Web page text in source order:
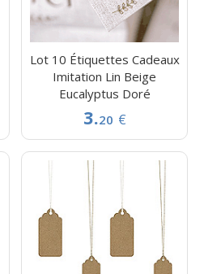
Lot 10 Étiquettes Cadeaux
Imitation Lin Beige
Eucalyptus Doré
3.20 €